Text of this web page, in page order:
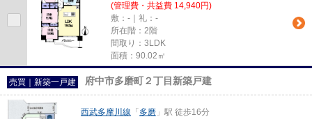
(管理費・共益費 14,940円)
敷：-｜礼：-
所在階：2階
間取り：3LDK
面積：90.02㎡
売買｜新築一戸建 府中市多磨町２丁目新築戸建
西武多摩川線 「 多磨 」駅 徒歩16分